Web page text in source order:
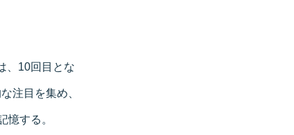
、10回目とな
注目を集め、
憶する。